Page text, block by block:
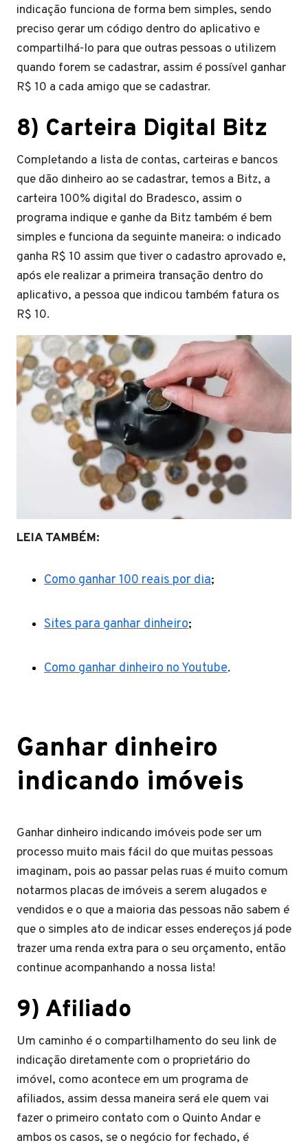
indicação funciona de forma bem simples, sendo
preciso gerar um código dentro do aplicativo e
compartilhá-lo para que outras pessoas o utilizem
quando forem se cadastrar, assim é possível ganhar
R$ 10 a cada amigo que se cadastrar.
8) Carteira Digital Bitz
Completando a lista de contas, carteiras e bancos
que dão dinheiro ao se cadastrar, temos a Bitz, a
carteira 100% digital do Bradesco, assim o
programa indique e ganhe da Bitz também é bem
simples e funciona da seguinte maneira: o indicado
ganha R$ 10 assim que tiver o cadastro aprovado e,
após ele realizar a primeira transação dentro do
aplicativo, a pessoa que indicou também fatura os
R$ 10.
LEIA TAMBÉM:
Como ganhar 100 reais por dia;
Sites para ganhar dinheiro;
Como ganhar dinheiro no Youtube.
Ganhar dinheiro
indicando imóveis
Ganhar dinheiro indicando imóveis pode ser um
processo muito mais fácil do que muitas pessoas
imaginam, pois ao passar pelas ruas é muito comum
notarmos placas de imóveis a serem alugados e
vendidos e o que a maioria das pessoas não sabem é
que o simples ato de indicar esses endereços já pode
trazer uma renda extra para o seu orçamento, então
continue acompanhando a nossa lista!
9) Afiliado
Um caminho é o compartilhamento do seu link de
indicação diretamente com o proprietário do
imóvel, como acontece em um programa de
afiliados, assim dessa maneira será ele quem vai
fazer o primeiro contato com o Quinto Andar e
ambos os casos, se o negócio for fechado, é